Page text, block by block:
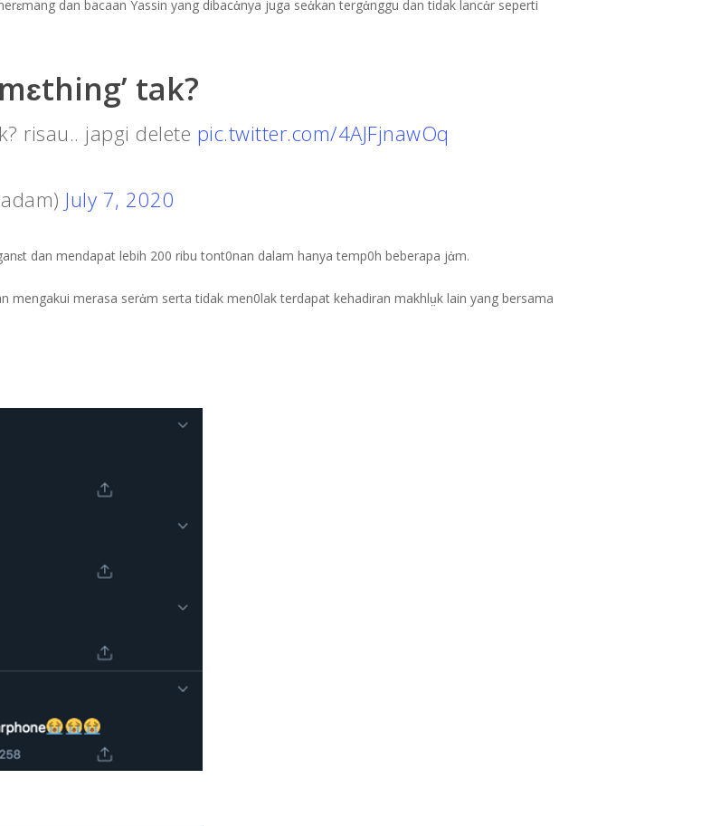
dan bacaan Yassin yang dibacἀnya juga seἀkan tergἀnggu dan tidak lancἀr seperti
tak?
risau.. japgi delete pic.twitter.com/4AJFjnawOq
July 7, 2020
dan mendapat lebih 200 ribu tont0nan dalam hanya temp0h beberapa jἀm.
mengakui merasa serἀm serta tidak men0lak terdapat kehadiran makhlṳk lain yang bersama